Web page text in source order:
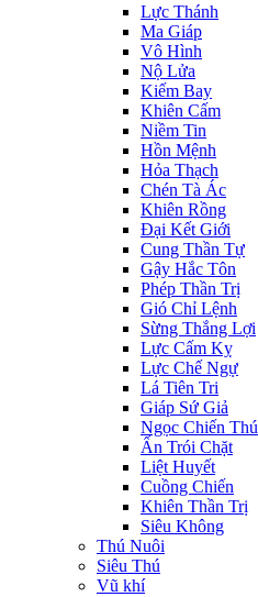
Lực Thánh
Ma Giáp
Vô Hình
Nộ Lửa
Kiếm Bay
Khiên Cấm
Niềm Tin
Hồn Mệnh
Hỏa Thạch
Chén Tà Ác
Khiên Rồng
Đại Kết Giới
Cung Thần Tự
Gậy Hắc Tôn
Phép Thần Trị
Gió Chỉ Lệnh
Sừng Thắng Lợi
Lực Cấm Kỵ
Lực Chế Ngự
Lá Tiên Tri
Giáp Sứ Giả
Ngọc Chiến Thú
Ấn Trói Chặt
Liệt Huyết
Cuồng Chiến
Khiên Thần Trị
Siêu Không
Thú Nuôi
Siêu Thú
Vũ khí